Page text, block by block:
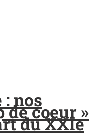
: nos
de coeur »
du XXIe